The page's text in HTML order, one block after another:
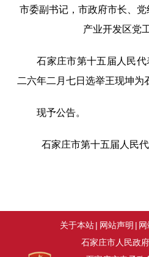
市委副书记，市政府市长、
产业开发区党
石家庄市第十五届人民
二六年二月七日选举王现坤为
现予公告。
石家庄市第十五届人民
关于本站| 网站声明 | 网
石家庄市人民政